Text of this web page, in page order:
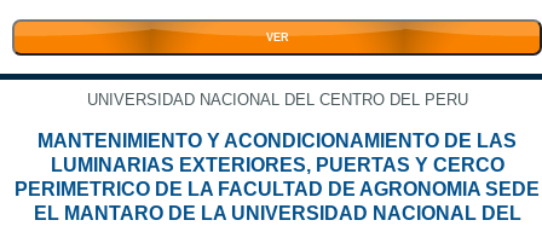
VER
UNIVERSIDAD NACIONAL DEL CENTRO DEL PERU
MANTENIMIENTO Y ACONDICIONAMIENTO DE LAS
LUMINARIAS EXTERIORES, PUERTAS Y CERCO
PERIMETRICO DE LA FACULTAD DE AGRONOMIA SEDE
EL MANTARO DE LA UNIVERSIDAD NACIONAL DEL